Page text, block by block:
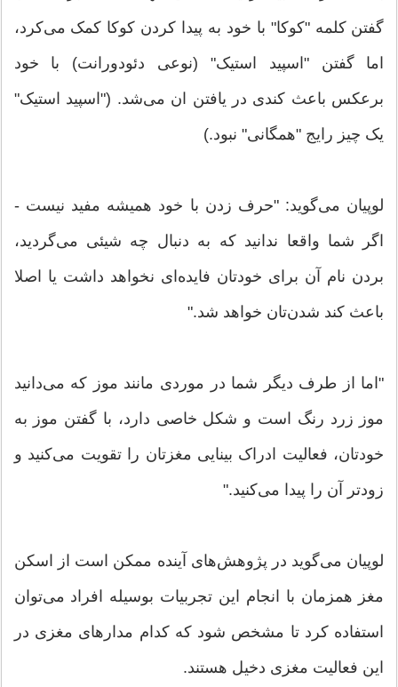
گفتن کلمه "کوکا" با خود به پیدا کردن کوکا کمک می‌کرد،
اما گفتن "اسپید استیک" (نوعی دئودورانت) با خود
برعکس باعث کندی در یافتن ان می‌شد. ("اسپید استیک"
یک چیز رایج "همگانی" نبود.)
لوپیان می‌گوید: "حرف زدن با خود همیشه مفید نیست -
اگر شما واقعا ندانید که به دنبال چه شیئی می‌گردید،
بردن نام آن برای خودتان فایده‌ای نخواهد داشت یا اصلا
باعث کند شدن‌تان خواهد شد."
"اما از طرف دیگر شما در موردی مانند موز که می‌دانید
موز زرد رنگ است و شکل خاصی دارد، با گفتن موز به
خودتان، فعالیت ادراک بینایی مغزتان را تقویت می‌کنید و
زودتر آن را پیدا می‌کنید."
لوپیان می‌گوید در پژوهش‌های آینده ممکن است از اسکن
مغز همزمان با انجام این تجربیات بوسیله افراد می‌توان
استفاده کرد تا مشخص شود که کدام مدارهای مغزی در
این فعالیت مغزی دخیل هستند.